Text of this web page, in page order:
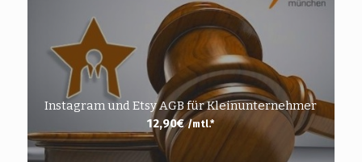
Instagram und Etsy AGB für Kleinunternehmer
12,90€ /mtl.*